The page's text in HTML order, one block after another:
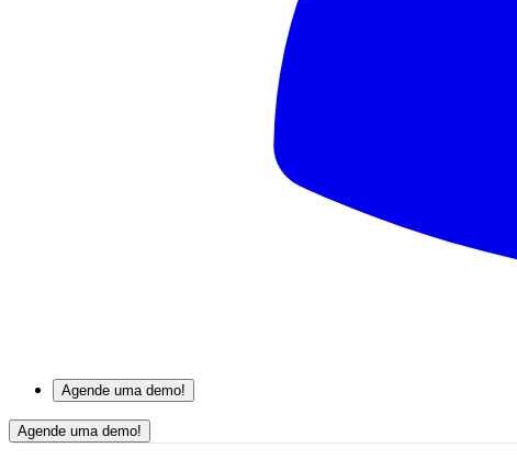
Agende uma demo!
Agende uma demo!